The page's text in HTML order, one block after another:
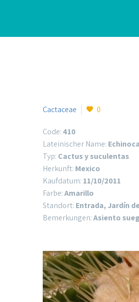
Cactaceae 0
Code:410
Lateinischer Name:
Typ: Cactus y suculentas
Herkunft: Mexico
Kaufdatum: 11/10/2011
Farbe:Amarillo
Standort: Entrada, Jardín
Bemerkungen:Asiento